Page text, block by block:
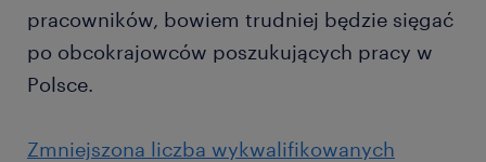
pracowników, bowiem trudniej będzie sięgać
po obcokrajowców poszukujących pracy w
Polsce.
Zmniejszona liczba wykwalifikowanych